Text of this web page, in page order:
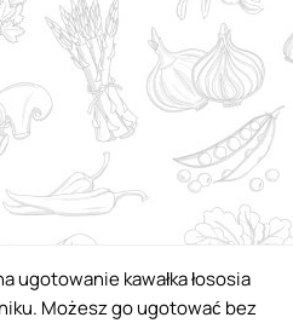
ugotowanie kawałka łososia
Możesz go ugotować bez